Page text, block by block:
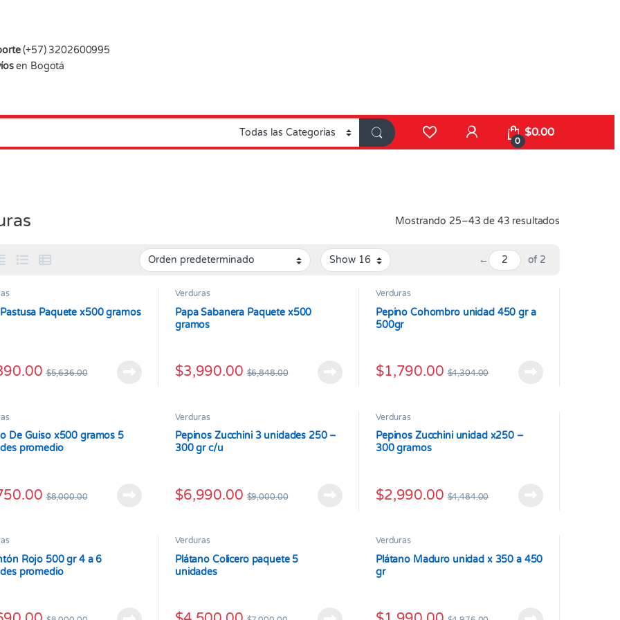
(+57) 3202600995
en Bogotá
0
$0.00
Mostrando 25–43 de 43 resultados
← of 2
Paquete x500 gramos
$5,636.00
Verduras
Papa Sabanera Paquete x500
gramos
$3,990.00 $6,848.00
Verduras
Pepino Cohombro unidad 450 gr a
500gr
$1,790.00 $4,304.00
De Guiso x500 gramos 5
promedio
$8,000.00
Verduras
Pepinos Zucchini 3 unidades 250 –
300 gr c/u
$6,990.00 $9,000.00
Verduras
Pepinos Zucchini unidad x250 –
300 gramos
$2,990.00 $4,484.00
Rojo 500 gr 4 a 6
promedio
Verduras
Plátano Colicero paquete 5
unidades
Verduras
Plátano Maduro unidad x 350 a 450
gr